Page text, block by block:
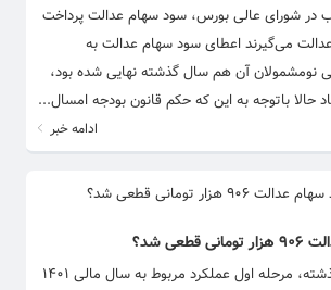
در شورای عالی بورس، سود سهام عدالت پرداخت
می‌گیرند اعطای سود سهام عدالت به
نومشمولان آن هم سال گذشته نهایی شده بود،
حالا باتوجه به این که حکم قانون بودجه امسال...
ادامه خبر
شد؟
انتهای آذر ماه سال گذشته، مرحله اول عملکرد مربوط به سال مالی ۱۴۰۱